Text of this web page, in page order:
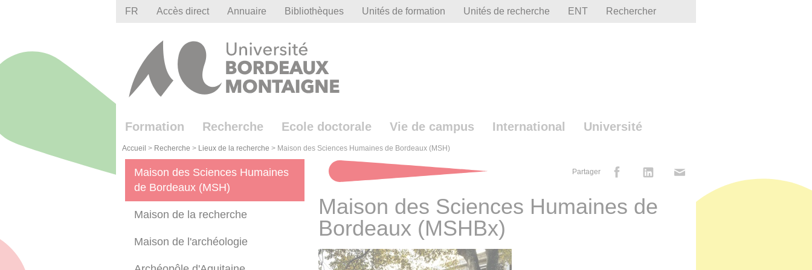
FR Accès direct Annuaire Bibliothèques Unités de formation Unités de recherche ENT Rechercher
Formation Recherche Ecole doctorale Vie de campus International Université
Accueil > Recherche > Lieux de la recherche > Maison des Sciences Humaines de Bordeaux (MSH)
Partager
Maison des Sciences Humaines de
Bordeaux (MSHBx)
Maison des Sciences Humaines
de Bordeaux (MSH)
Maison de la recherche
Maison de l'archéologie